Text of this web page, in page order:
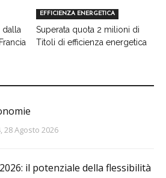
dalla
EFFICIENZA ENERGETICA
Superata quota 2 milioni di
Titoli di efficienza energetica
28 Agosto 2026
il potenziale della flessibilità